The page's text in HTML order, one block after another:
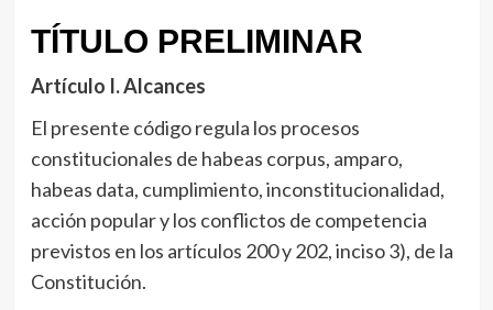
TÍTULO PRELIMINAR
Artículo I. Alcances
El presente código regula los procesos
constitucionales de habeas corpus, amparo,
habeas data, cumplimiento, inconstitucionalidad,
acción popular y los conflictos de competencia
previstos en los artículos 200 y 202, inciso 3), de la
Constitución.